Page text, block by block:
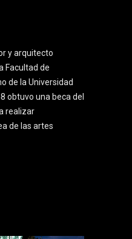
y arquitecto
Facultad de
de la Universidad
obtuvo una beca del
realizar
de las artes